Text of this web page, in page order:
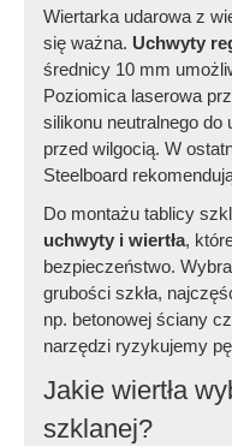
Wiertarka udarowa z
się ważna. Uchwyty
średnicy 10 mm
Poziomica laserowa
silikonu neutralnego
przed wilgocią. W
Steelboard
Do montażu tablicy
uchwyty i wiertła,
bezpieczeństwo.
grubości szkła,
np. betonowej ściany
narzędzi ryzykujemy
Jakie wiertła
szklanej?